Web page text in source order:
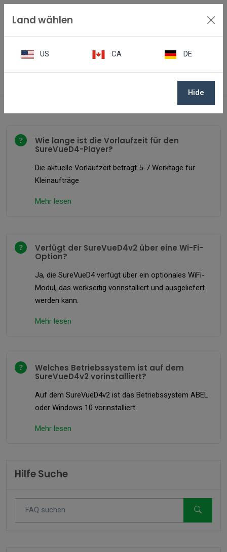
Wie lange ist die Vorlaufzeit für den
SureVueD4-Player?
Die aktuelle Vorlaufzeit beträgt 5-7 Werktage für
Kleinaufträge
Mehr lesen
Verfügt der SureVueD4v2 über eine Wi-Fi-
Option?
Ja, die SureVueD4 verfügt über ein optionales WiFi-
Modul, das werkseitig vorinstalliert und ausgeliefert
werden kann.
Mehr lesen
Welches Betriebssystem ist auf dem
SureVueD4v2 vorinstalliert?
Auf dem SureVueD4v2 ist das Betriebssystem ABEL
oder Windows 10 vorinstalliert.
Mehr lesen
Hilfe Suche
Land wählen
US CA DE
Hide